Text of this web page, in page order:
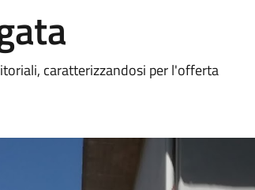
caratterizzandosi per l'offerta